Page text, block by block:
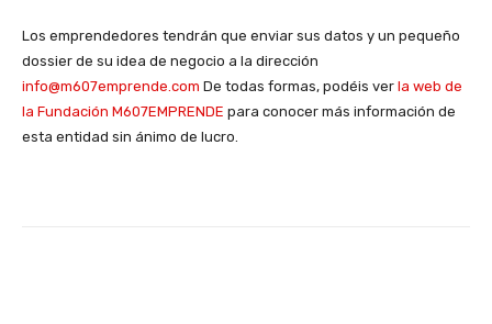
Los emprendedores tendrán que enviar sus datos y un pequeño
dossier de su idea de negocio a la dirección
info@m607emprende.com De todas formas, podéis ver la web de
la Fundación M607EMPRENDE para conocer más información de
esta entidad sin ánimo de lucro.